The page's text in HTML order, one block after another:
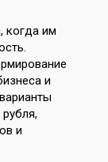
когда им
и
и